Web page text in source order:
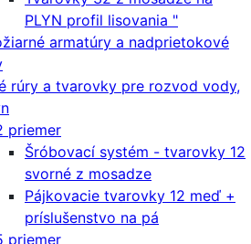
PLYN profil lisovania "
armatúry a nadprietokové
rúry a tvarovky pre rozvod vody,
priemer
Šróbovací systém - tvarovky 12
svorné z mosadze
Pájkovacie tvarovky 12 meď +
príslušenstvo na pá
priemer